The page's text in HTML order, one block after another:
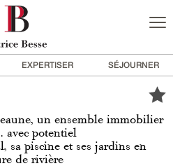
EXPERTISER SÉJOURNER
un ensemble immobilier
avec potentiel
sa piscine et ses jardins en
de rivière